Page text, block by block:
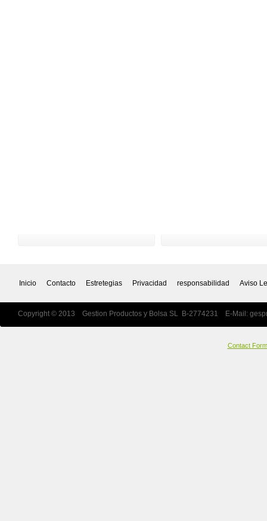
Inicio Contacto Estretegias Privacidad responsabilidad Aviso
Copyright © 2013 Gestion Productos y Bolsa SL B-2774231 E-Mail:
Contact Form